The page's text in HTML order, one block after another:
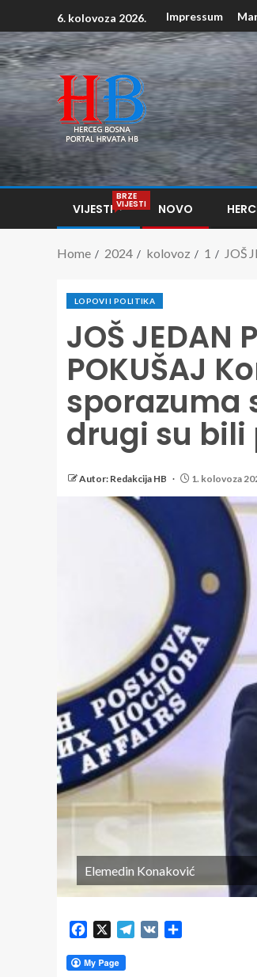
6. kolovoza 2026. Impressum
VIJESTI
BRZE
VIJESTI NOVO
Home 2024 kolovoz 1 JOŠ
LOPOVI I POLITIKA
JOŠ JEDAN
POKUŠAJ
sporazuma
drugi su bili
Autor: Redakcija HB 1. kolovoza
Elemedin Konaković
Facebook Telegram
VK